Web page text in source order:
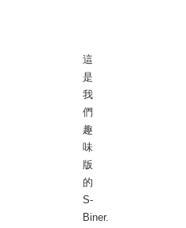
這
是
我
們
趣
味
版
的
S-
Biner.